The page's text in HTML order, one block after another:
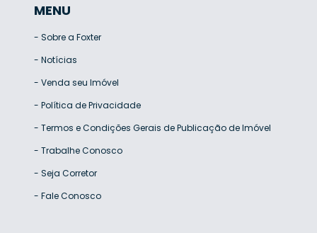
MENU
- Sobre a Foxter
- Notícias
- Venda seu Imóvel
- Política de Privacidade
- Termos e Condições Gerais de Publicação de Imóvel
- Trabalhe Conosco
- Seja Corretor
- Fale Conosco